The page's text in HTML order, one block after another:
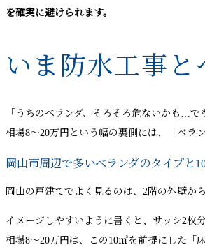
を確実に避けられます。
いま防水工事
「うちのベランダ、そろそろ危ないかも…
相場8〜20万円という幅の裏側には、「ベラ
岡山市周辺で多いベランダのタイプと
岡山の戸建てでよく見るのは、2階の外壁か
イメージしやすいように書くと、サッシ2枚
相場8〜20万円は、この10㎡を前提にした「